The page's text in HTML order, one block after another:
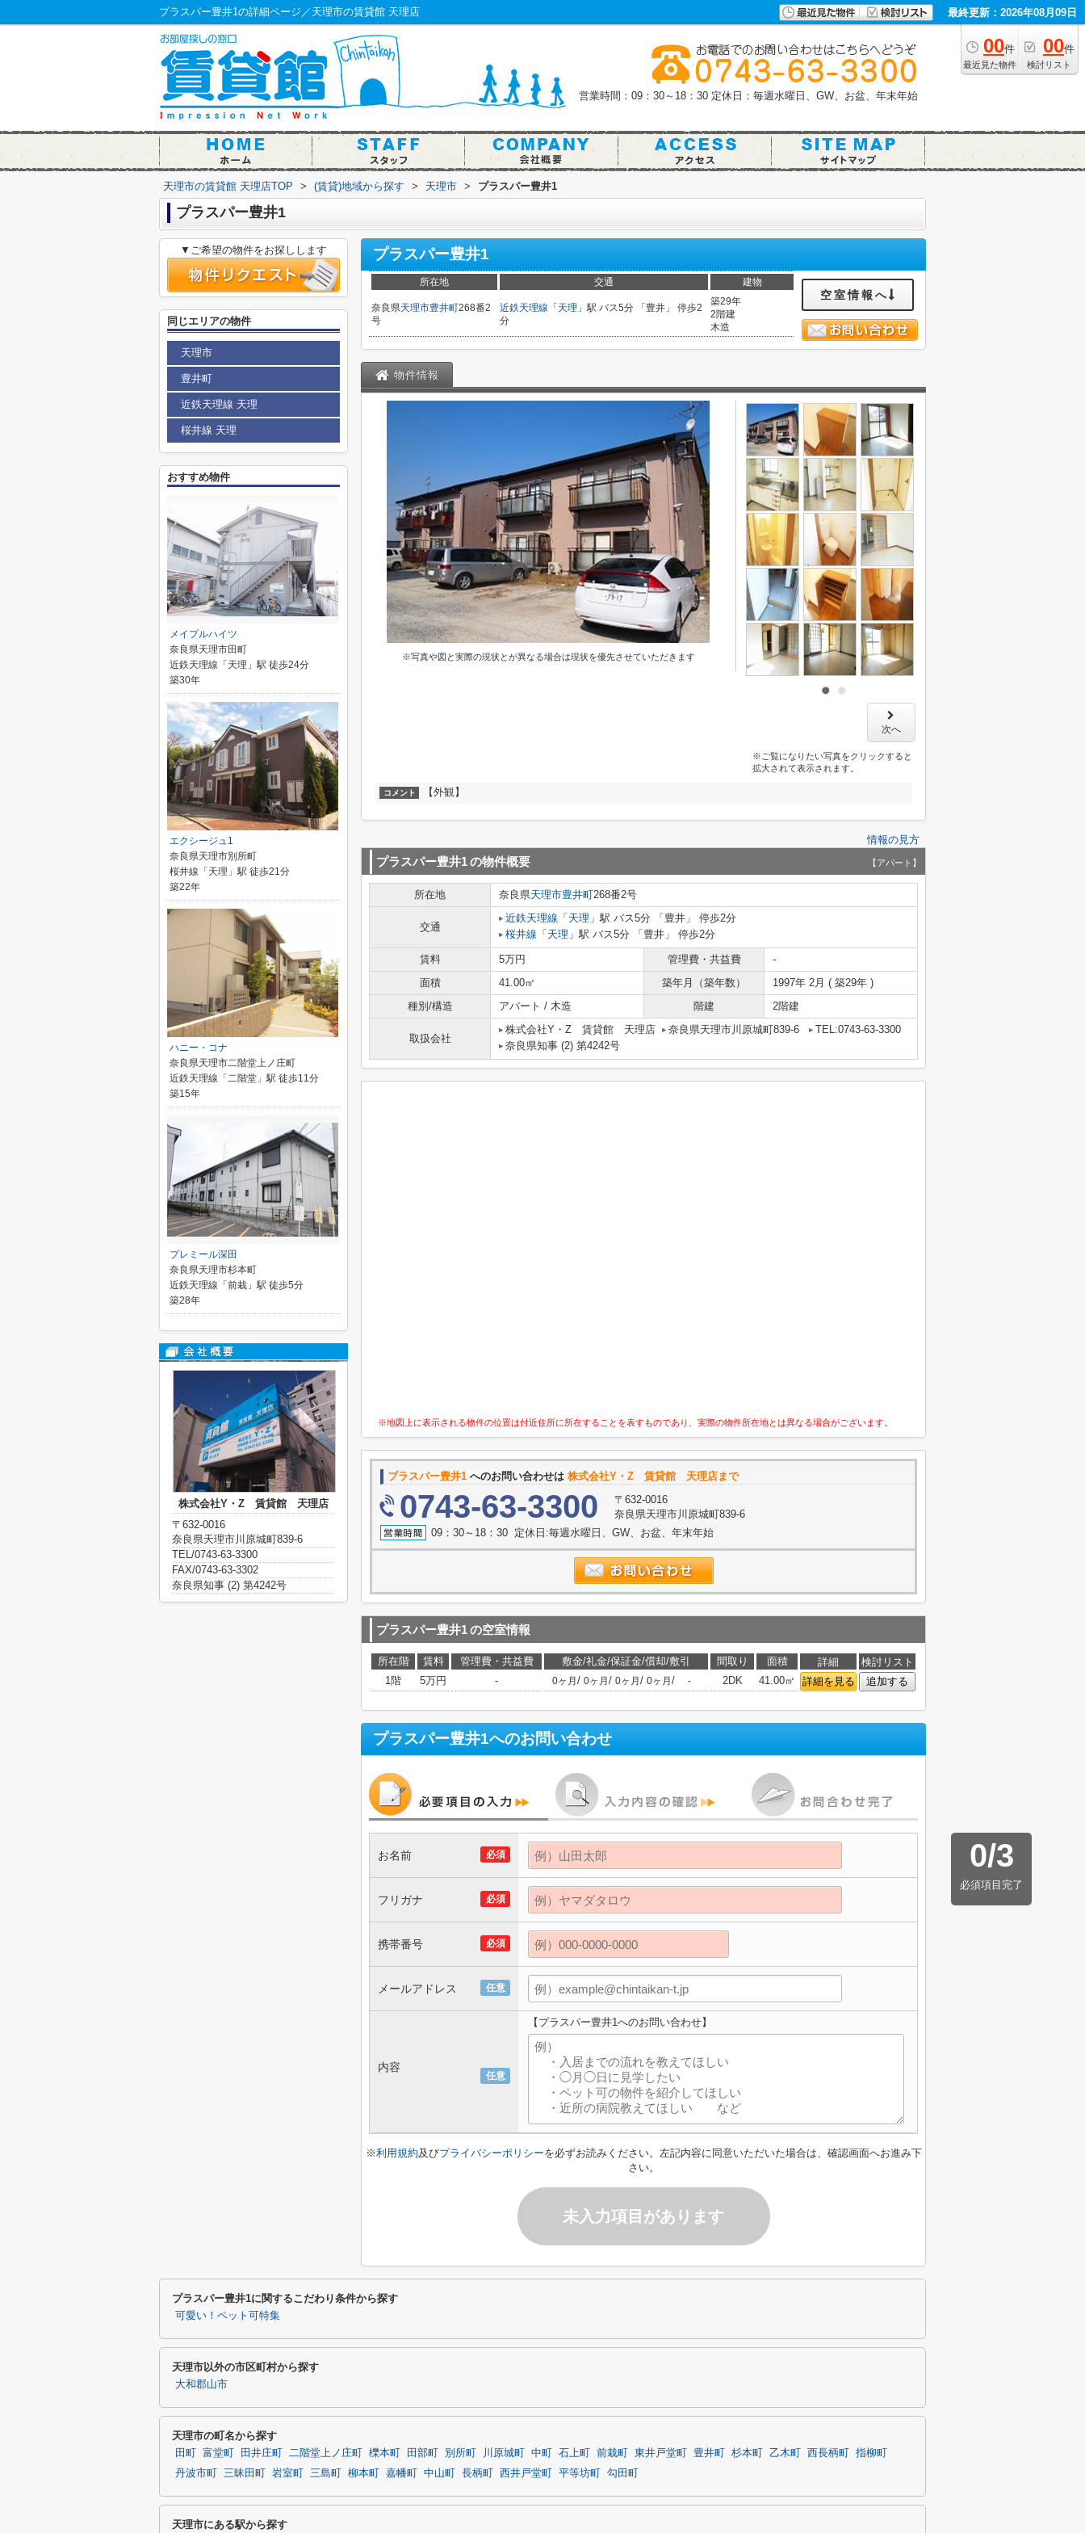
プラスパー豊井1の詳細ページ／天理市の賃貸館 天理店 最終更新：2026年08月09日
00件
最近見た物件
00件
検討リスト
営業時間：09：30～18：30 定休日：毎週水曜日、GW、お盆、年末年始
天理市の賃貸館 天理店TOP > (賃貸)地域から探す > 天理市 > プラスパー豊井1
プラスパー豊井1
プラスパー豊井1
所在地 交通 建物
奈良県天理市豊井町268番2
号
近鉄天理線 「 天理 」駅 バス5分 「豊井」 停歩2
分
築29年
2階建
木造
空室情報へ
物件情報
※写真や図と実際の現状とが異なる場合は現状を優先させていただきます
次へ
※ご覧になりたい写真をクリックすると
拡大されて表示されます。
コメント 【外観】
情報の見方
プラスパー豊井1の物件概要 【アパート】
所在地 奈良県天理市豊井町268番2号
交通
近鉄天理線 「 天理 」駅 バス5分 「豊井」 停歩2分
桜井線 「 天理 」駅 バス5分 「豊井」 停歩2分
賃料 5万円 管理費・共益費
-
面積
41.00㎡ 築年月（築年数）
1997年 2月 ( 築29年 )
種別/構造
アパート / 木造 階建 2階建
取扱会社
株式会社Y・Z 賃貸館 天理店 奈良県天理市川原城町839-6
TEL:0743-63-3300
奈良県知事 (2) 第4242号
※地図上に表示される物件の位置は付近住所に所在することを表すものであり、実際の物件所在地とは異なる場合がございます。
プラスパー豊井1 へのお問い合わせは 株式会社Y・Z 賃貸館 天理店まで
0743-63-3300
〒632-0016
奈良県天理市川原城町839-6
09：30～18：30 定休日:毎週水曜日、GW、お盆、年末年始
プラスパー豊井1の空室情報
所在階 賃料 管理費・共益費 敷金/礼金/保証金/償却/敷引 間取り 面積 詳細
検討リスト
1階
5万円 - 0ヶ月 / 0ヶ月 / 0ヶ月 / 0ヶ月 / - 2DK 41.00㎡ 詳細を見る 追加する
プラスパー豊井1へのお問い合わせ
0/3
必須項目完了
必須
お名前
必須
フリガナ
必須
携帯番号
任意
メールアドレス
任意
内容
【プラスパー豊井1へのお問い合わせ】
※利用規約及びプライバシーポリシーを必ずお読みください。左記内容に同意いただいた場合は、確認画面へお進み下
さい。
未入力項目があります
▼ご希望の物件をお探しします
同じエリアの物件
天理市
豊井町
近鉄天理線 天理
桜井線 天理
おすすめ物件
メイプルハイツ
奈良県天理市田町
近鉄天理線「天理」駅 徒歩24分
築30年
エクシージュ1
奈良県天理市別所町
桜井線「天理」駅 徒歩21分
築22年
ハニー・コナ
奈良県天理市二階堂上ノ庄町
近鉄天理線「二階堂」駅 徒歩11分
築15年
プレミール深田
奈良県天理市杉本町
近鉄天理線「前栽」駅 徒歩5分
築28年
株式会社Y・Z 賃貸館 天理店
〒632-0016
奈良県天理市川原城町839-6
TEL/0743-63-3300
FAX/0743-63-3302
奈良県知事 (2) 第4242号
プラスパー豊井1に関するこだわり条件から探す
可愛い！ペット可特集
天理市以外の市区町村から探す
大和郡山市
天理市の町名から探す
田町 富堂町 田井庄町 二階堂上ノ庄町 櫟本町 田部町 別所町 川原城町 中町 石上町 前栽町 東井戸堂町 豊井町 杉本町 乙木町 西長柄町
指柳町
丹波市町
三昧田町 岩室町 三島町 柳本町 嘉幡町 中山町 長柄町 西井戸堂町 平等坊町 勾田町
天理市にある駅から探す